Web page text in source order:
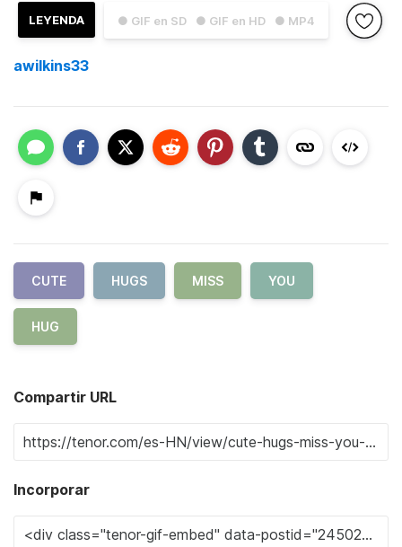
● GIF en SD ● GIF en HD ● MP4
LEYENDA
awilkins33
CUTE HUGS MISS YOU
HUG
Compartir URL
Incorporar